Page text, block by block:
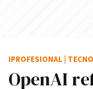
OpenAI
IPROFESIONAL